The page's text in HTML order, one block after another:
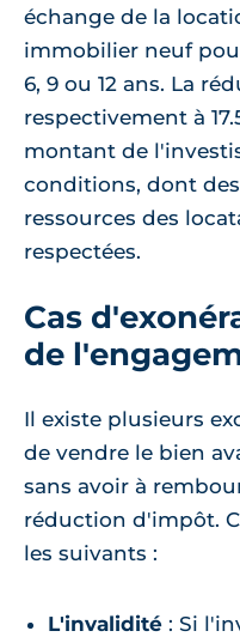
échange de la
immobilier neuf
6, 9 ou 12 ans. La
respectivement à
montant de
conditions, dont
ressources des
respectées.
Cas
de
Il existe plusieurs
de vendre le bien
sans avoir à
réduction d'impôt.
les suivants :
L'invalidité : Si